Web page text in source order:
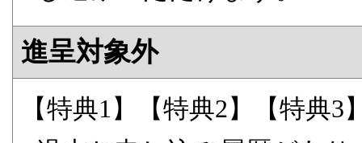
進呈対象外
【特典1】【特典2】【特典3